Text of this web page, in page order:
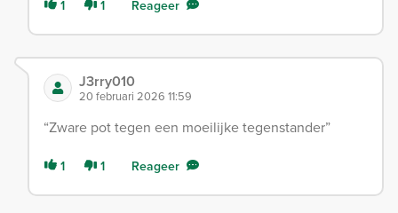
1 1 Reageer
J3rry010
20 februari 2026 11:59
“Zware pot tegen een moeilijke tegenstander”
1 1 Reageer